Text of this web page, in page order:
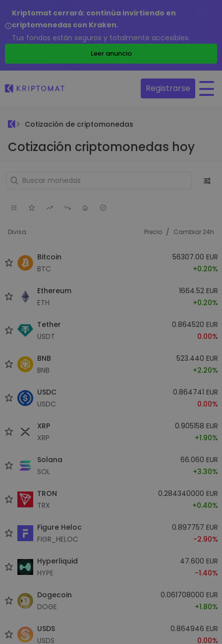
Kriptomat cerrará: continúa invirtiendo en
criptomonedas con Kraken.
Tus fondos están seguros y totalmente accesibles.
Leer anuncio
Registrarse
Cotización de criptomonedas
Cotización criptomonedas hoy
Divisa Precio / Cambiar 24h
Bitcoin
BTC
56307.00 EUR
+0.20%
Ethereum
ETH
1664.52 EUR
+0.20%
Tether
USDT
0.864520 EUR
0.00%
BNB
BNB
523.440 EUR
+2.20%
USDC
USDC
0.864741 EUR
0.00%
XRP
XRP
0.905158 EUR
+1.90%
Solana
SOL
66.060 EUR
+3.30%
TRON
TRX
0.284340000 EUR
+0.40%
Figure Heloc
FIGR_HELOC
0.897757 EUR
-2.90%
Hyperliquid
HYPE
47.600 EUR
-1.40%
Dogecoin
DOGE
0.061708000 EUR
+1.80%
USDS
USDS
0.864946 EUR
0.00%